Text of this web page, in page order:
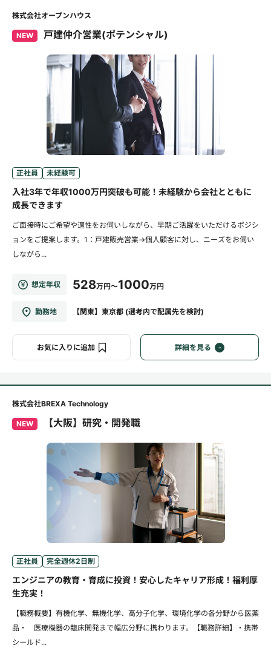
株式会社オープンハウス
NEW 戸建仲介営業(ポテンシャル)
正社員 未経験可
入社3年で年収1000万円突破も可能！未経験から会社とともに
成長できます
ご面接時にご希望や適性をお伺いしながら、早期ご活躍をいただけるポジシ
ョンをご提案します。1：戸建販売営業→個人顧客に対し、ニーズをお伺い
しながら...
想定年収 528万円～1000万円
勤務地 【関東】東京都 (選考内で配属先を検討)
お気に入りに追加 詳細を見る
株式会社BREXA Technology
NEW 【大阪】研究・開発職
正社員 完全週休2日制
エンジニアの教育・育成に投資！安心したキャリア形成！福利厚
生充実！
【職務概要】有機化学、無機化学、高分子化学、環境化学の各分野から医薬
品・ 医療機器の臨床開発まで幅広分野に携わります。【職務詳細】・携帯
シールド...